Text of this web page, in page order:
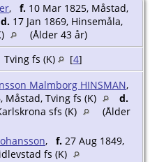
, f. 10 Mar 1825, Måstad,
d. 17 Jan 1869, Hinsemåla,
(Ålder 43 år)
Tving fs (K) [4]
Malmborg HINSMAN,
Måstad, Tving fs (K)
d.
sfs (K)
(Ålder
, f. 27 Aug 1849,
fs (K)